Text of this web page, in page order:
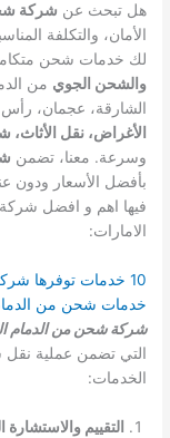
هل تبحث عن شركة
الأمان، والتكلفة
لك خدمات شحن
والشحن الجوي من
الشارقة، عجمان، رأس
الأغراض، نقل
وسرعة. معنا، تضمن
بأفضل الأسعار ودون
فيها اهم و افضل
الامارات:
10 خدمات توفرها
خدمات شحن من
شركة شحن من الدمام
التي تضمن عملية نقل
الخدمات:
التقييم والاستشارة